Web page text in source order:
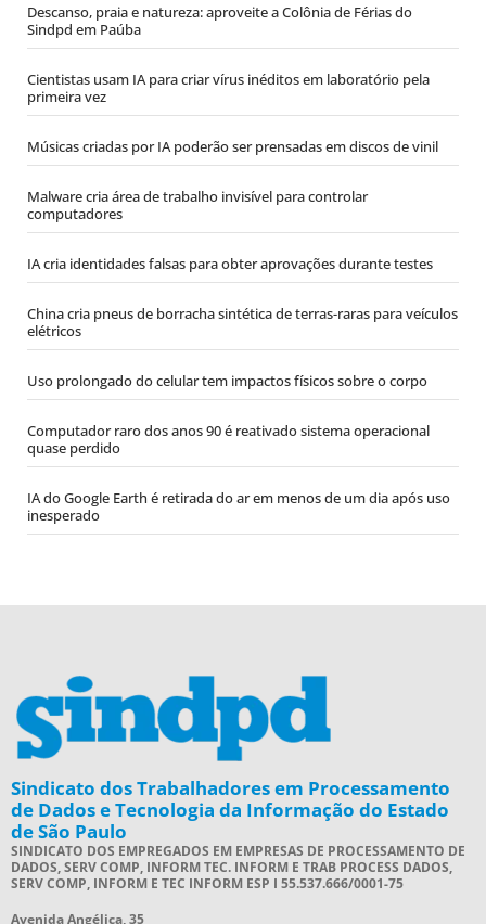
Descanso, praia e natureza: aproveite a Colônia de Férias do
Sindpd em Paúba
Cientistas usam IA para criar vírus inéditos em laboratório pela
primeira vez
Músicas criadas por IA poderão ser prensadas em discos de vinil
Malware cria área de trabalho invisível para controlar
computadores
IA cria identidades falsas para obter aprovações durante testes
China cria pneus de borracha sintética de terras-raras para veículos
elétricos
Uso prolongado do celular tem impactos físicos sobre o corpo
Computador raro dos anos 90 é reativado sistema operacional
quase perdido
IA do Google Earth é retirada do ar em menos de um dia após uso
inesperado
Sindicato dos Trabalhadores em Processamento
de Dados e Tecnologia da Informação do Estado
de São Paulo
SINDICATO DOS EMPREGADOS EM EMPRESAS DE PROCESSAMENTO DE
DADOS, SERV COMP, INFORM TEC. INFORM E TRAB PROCESS DADOS,
SERV COMP, INFORM E TEC INFORM ESP I 55.537.666/0001-75
Avenida Angélica, 35